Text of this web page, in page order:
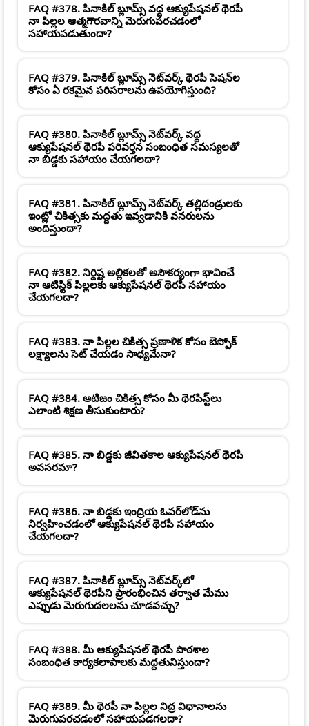
FAQ #378. పినాకిల్ బ్లూమ్స్ వద్ద ఆక్యుపేషనల్ థెరపీ
నా పిల్లల ఆత్మగౌరవాన్ని మెరుగుపరచడంలో
సహాయపడుతుందా?
FAQ #379. పినాకిల్ బ్లూమ్స్ నెట్‌వర్క్ థెరపీ సెషన్‌ల
కోసం ఏ రకమైన పరిసరాలను ఉపయోగిస్తుంది?
FAQ #380. పినాకిల్ బ్లూమ్స్ నెట్‌వర్క్ వద్ద
ఆక్యుపేషనల్ థెరపీ పరివర్తన సంబంధిత సమస్యలతో
నా బిడ్డకు సహాయం చేయగలదా?
FAQ #381. పినాకిల్ బ్లూమ్స్ నెట్‌వర్క్ తల్లిదండ్రులకు
ఇంట్లో చికిత్సకు మద్దతు ఇవ్వడానికి వనరులను
అందిస్తుందా?
FAQ #382. నిర్దిష్ట అల్లికలతో అసౌకర్యంగా భావించే
నా ఆటిస్టిక్ పిల్లలకు ఆక్యుపేషనల్ థెరపీ సహాయం
చేయగలదా?
FAQ #383. నా పిల్లల చికిత్స ప్రణాళిక కోసం బెస్పోక్
లక్ష్యాలను సెట్ చేయడం సాధ్యమేనా?
FAQ #384. ఆటిజం చికిత్స కోసం మీ థెరపిస్ట్‌లు
ఎలాంటి శిక్షణ తీసుకుంటారు?
FAQ #385. నా బిడ్డకు జీవితకాల ఆక్యుపేషనల్ థెరపీ
అవసరమా?
FAQ #386. నా బిడ్డకు ఇంద్రియ ఓవర్‌లోడ్‌ను
నిర్వహించడంలో ఆక్యుపేషనల్ థెరపీ సహాయం
చేయగలదా?
FAQ #387. పినాకిల్ బ్లూమ్స్ నెట్‌వర్క్‌లో
ఆక్యుపేషనల్ థెరపీని ప్రారంభించిన తర్వాత మేము
ఎప్పుడు మెరుగుదలలను చూడవచ్చు?
FAQ #388. మీ ఆక్యుపేషనల్ థెరపీ పాఠశాల
సంబంధిత కార్యకలాపాలకు మద్దతునిస్తుందా?
FAQ #389. మీ థెరపీ నా పిల్లల నిద్ర విధానాలను
మెరుగుపరచడంలో సహాయపడగలదా?